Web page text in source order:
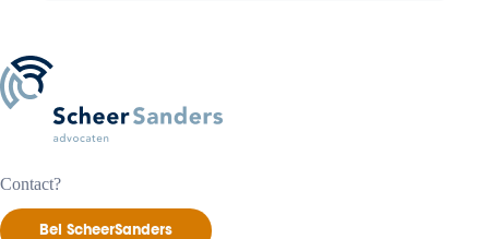
Contact?
Bel ScheerSanders